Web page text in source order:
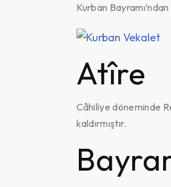
Kurban
Atîre
Câhiliye döneminde
kaldırmıştır.